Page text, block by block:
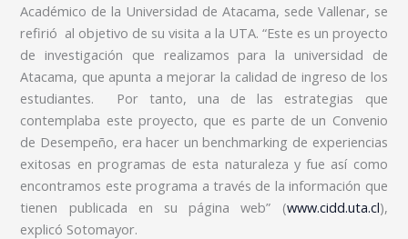
Académico de la Universidad de Atacama, sede Vallenar, se
refirió al objetivo de su visita a la UTA. “Este es un proyecto
de investigación que realizamos para la universidad de
Atacama, que apunta a mejorar la calidad de ingreso de los
estudiantes. Por tanto, una de las estrategias que
contemplaba este proyecto, que es parte de un Convenio
de Desempeño, era hacer un benchmarking de experiencias
exitosas en programas de esta naturaleza y fue así como
encontramos este programa a través de la información que
tienen publicada en su página web” (www.cidd.uta.cl),
explicó Sotomayor.